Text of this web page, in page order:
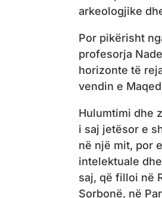
arkeologjike
Por pikërisht
profesorja
horizonte të
vendin e
Hulumtimi dhe
i saj jetësor e
në një mit, por
intelektuale
saj, që filloi në
Sorbonë, në